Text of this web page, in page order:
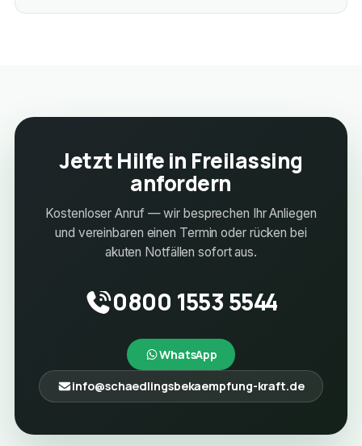
Jetzt Hilfe in Freilassing
anfordern
Kostenloser Anruf — wir besprechen Ihr Anliegen
und vereinbaren einen Termin oder rücken bei
akuten Notfällen sofort aus.
0800 1553 5544
WhatsApp
info@schaedlingsbekaempfung-kraft.de